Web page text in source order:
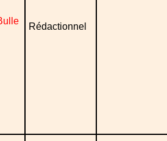
Rédactionnel